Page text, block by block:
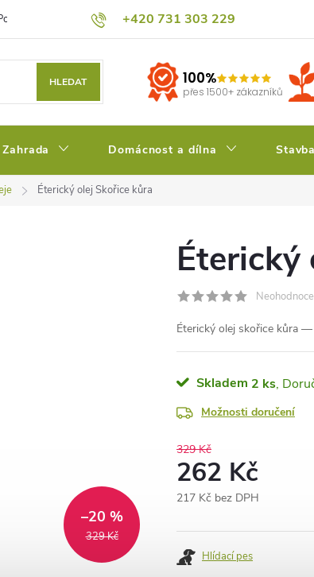
+420 731 303 229
ochrany osobních údajů Pěstitelský blog
HLEDAT 100%
přes 1500+ zákazníků
Zahrada Domácnost a dílna Stavba
Éterický olej Skořice kůra
329 Kč
–20 %
Éterický
Éterický olej skořice kůra
Skladem 2 ks
Možnosti doručení
329 Kč
262 Kč
217 Kč bez DPH
cena:
Hlídací pes